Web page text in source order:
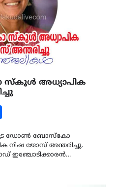
അധ്യാപിക
ഡോൺ ബോസ്കോ
നിഷ ജോസ് അന്തരിച്ചു.
ഇഞ്ചോടിക്കാരൻ…